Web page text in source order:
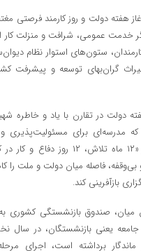
هفته دولت و روز کارمند فرصتی
خدمت عمومی، شرافت و منزلت کار
ستون‌های استوار نظام
گران‌بهای توسعه و پیشرفت
دولت در تقارن با یاد و خاطره
که مدرسه‌ای برای
چهاردهم با شعار «۱۲ ماه
بی‌وقفه، فاصله میان دولت و ملت
بازآفرینی کند.
صندوق بازنشستگی کشوری
یعنی بازنشستگان، در سال
برداشته است، اجرای